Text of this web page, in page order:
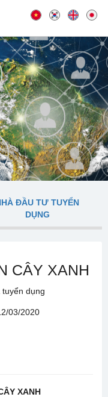
ĐẦU TƯ TUYỂN
DỤNG
CÂY XANH
dụng
03/2020
XANH